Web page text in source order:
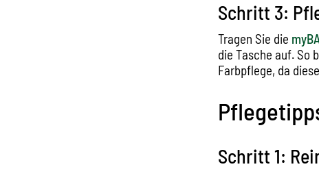
Schritt 3:
Tragen Sie die
die Tasche auf. So
Farbpflege, da
Schritt 1: